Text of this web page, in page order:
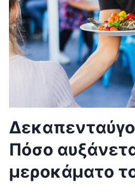
Πόσο
μεροκάματο